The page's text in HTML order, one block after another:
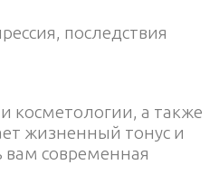
последствия
косметологии, а также
жизненный тонус и
современная